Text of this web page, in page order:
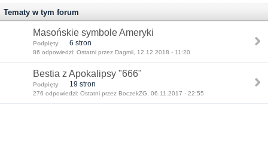
Tematy w tym forum
Masońskie symbole Ameryki
Podpięty 6 stron
86 odpowiedzi: Ostatni przez Dagmii, 12.12.2018 - 11:20
Bestia z Apokalipsy "666"
Podpięty 19 stron
276 odpowiedzi: Ostatni przez BoczekZG, 06.11.2017 - 22:55